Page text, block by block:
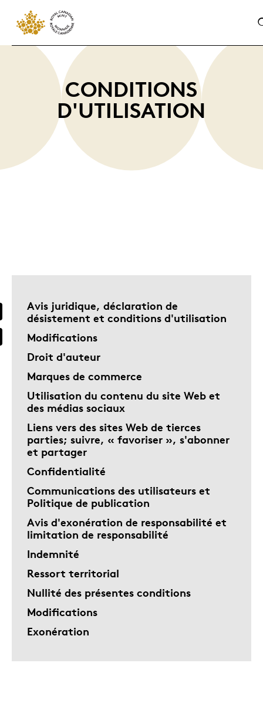
CONDITIONS
D'UTILISATION
Avis juridique, déclaration de
désistement et conditions d'utilisation
Modifications
Droit d'auteur
Marques de commerce
Utilisation du contenu du site Web et
des médias sociaux
Liens vers des sites Web de tierces
parties; suivre, « favoriser », s'abonner
et partager
Confidentialité
Communications des utilisateurs et
Politique de publication
Avis d'exonération de responsabilité et
limitation de responsabilité
Indemnité
Ressort territorial
Nullité des présentes conditions
Modifications
Exonération